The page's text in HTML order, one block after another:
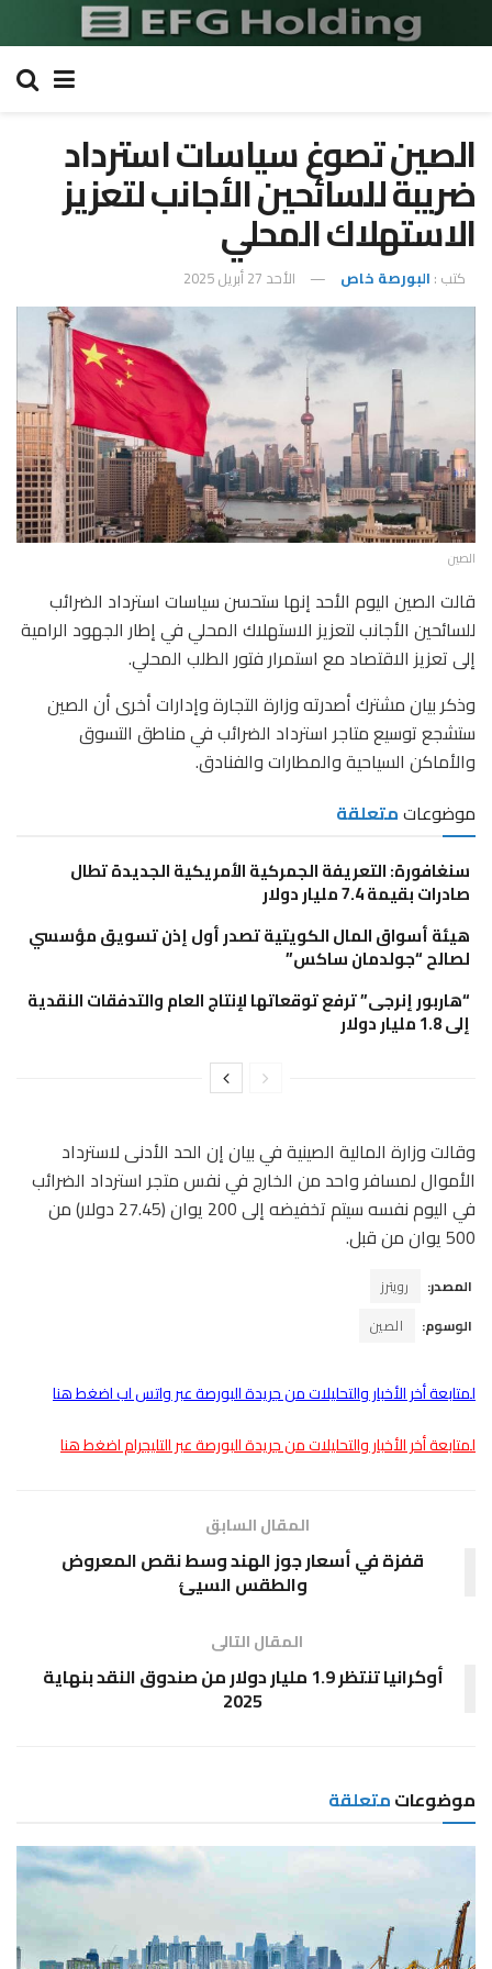
الصين تصوغ سياسات استرداد
ضريبة للسائحين الأجانب لتعزيز
الاستهلاك المحلي
كتب : البورصة خاص الأحد 27 أبريل 2025
الصين
قالت الصين اليوم الأحد إنها ستحسن سياسات استرداد الضرائب
للسائحين الأجانب لتعزيز الاستهلاك المحلي في إطار الجهود الرامية
إلى تعزيز الاقتصاد مع استمرار فتور الطلب المحلي.
وذكر بيان مشترك أصدرته وزارة التجارة وإدارات أخرى أن الصين
ستشجع توسيع متاجر استرداد الضرائب في مناطق التسوق
والأماكن السياحية والمطارات والفنادق.
موضوعاتمتعلقة
سنغافورة: التعريفة الجمركية الأمريكية الجديدة تطال
صادرات بقيمة 7.4 مليار دولار
هيئة أسواق المال الكويتية تصدر أول إذن تسويق مؤسسي
لصالح “جولدمان ساكس”
“هاربور إنرجى” ترفع توقعاتها لإنتاج العام والتدفقات النقدية
إلى 1.8 مليار دولار
وقالت وزارة المالية الصينية في بيان إن الحد الأدنى لاسترداد
الأموال لمسافر واحد من الخارج في نفس متجر استرداد الضرائب
في اليوم نفسه سيتم تخفيضه إلى 200 يوان (27.45 دولار) من
500 يوان من قبل.
المصدر:
رويترز
الوسوم:
الصين
لمتابعة أخر الأخبار والتحليلات من جريدة البورصة عبر واتس اب اضغط هنا
لمتابعة أخر الأخبار والتحليلات من جريدة البورصة عبر التليجرام اضغط هنا
المقال السابق
قفزة في أسعار جوز الهند وسط نقص المعروض
والطقس السيئ
المقال التالى
أوكرانيا تنتظر 1.9 مليار دولار من صندوق النقد بنهاية
2025
موضوعاتمتعلقة